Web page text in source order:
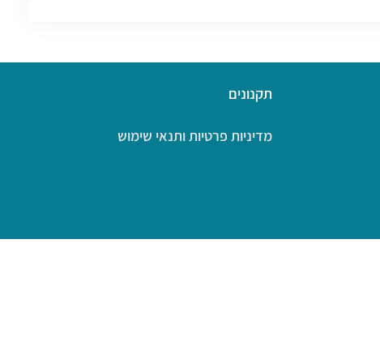
תקנונים
מדיניות פרטיות ותנאי שימוש